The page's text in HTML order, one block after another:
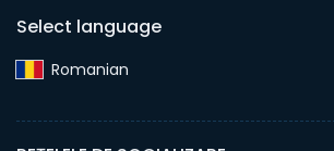
Select language
Romanian‎